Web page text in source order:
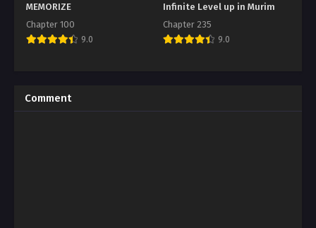
MEMORIZE
Chapter 100
9.0
Infinite Level up in Murim
Chapter 235
9.0
Comment